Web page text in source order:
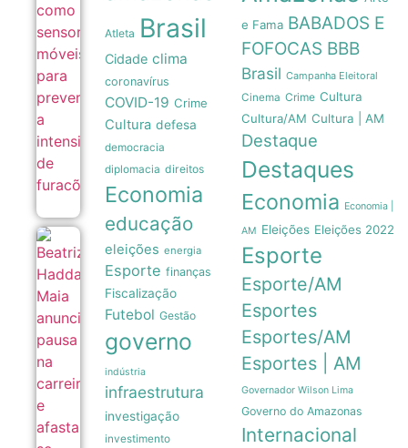
intensidade
furacões
08/08
Beatriz
Haddad
Maia
anuncia
pausa
se das
quadras
Atleta Brasil
Cidade clima
coronavírus
COVID-19 Crime
Cultura defesa
democracia
diplomacia direitos
Economia
educação
eleições energia
Esporte finanças
Fiscalização
Futebol Gestão
governo
indústria
infraestrutura
investigação
investimento
e Fama BABADOS E
FOFOCAS BBB
Brasil Campanha Eleitoral
Cinema Crime Cultura
Cultura/AM Cultura | AM
Destaque
Destaques
Economia Economia |
AM Eleições Eleições 2022
Esporte
Esporte/AM
Esportes
Esportes/AM
Esportes | AM
Governador Wilson Lima
Governo do Amazonas
Internacional